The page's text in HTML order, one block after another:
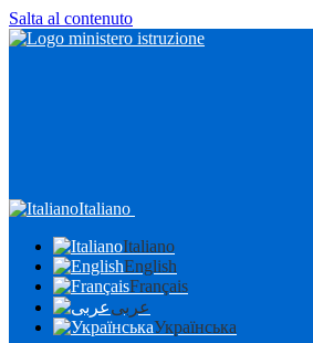
Salta al contenuto
Italiano
Italiano
English
Français
عربى
Українська